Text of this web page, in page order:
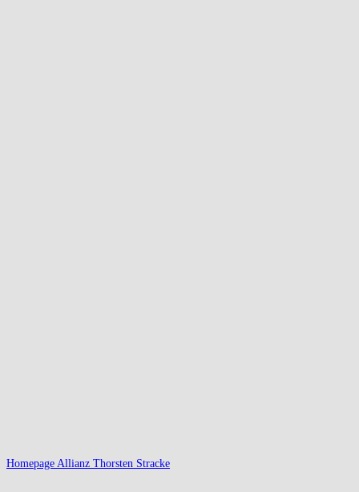
Homepage Allianz Thorsten Stracke